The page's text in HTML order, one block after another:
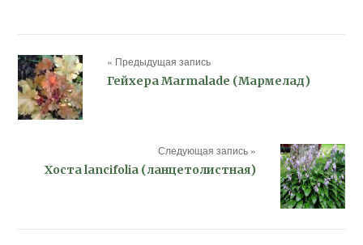
« Предыдущая запись
Гейхера Marmalade (Мармелад)
Следующая запись »
Хоста lancifolia (ланцетолистная)